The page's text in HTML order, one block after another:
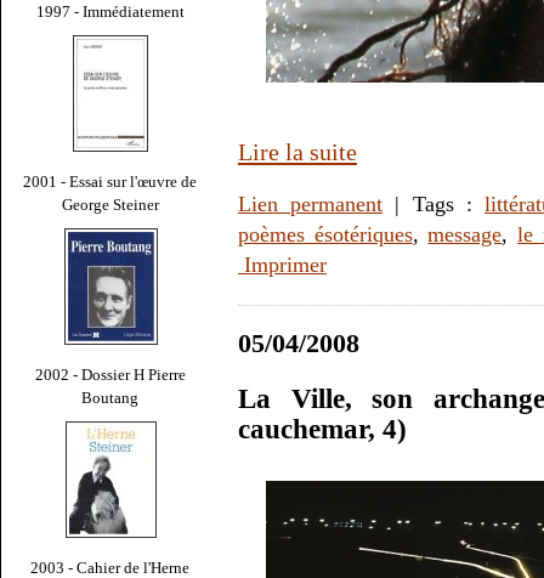
1997 - Immédiatement
2001 - Essai sur l'œuvre de
George Steiner
2002 - Dossier H Pierre
Boutang
2003 - Cahier de l'Herne
Lire la suite
Lien permanent | Tags :
poèmes ésotériques,message,le
Imprimer
05/04/2008
La Ville, son
cauchemar, 4)